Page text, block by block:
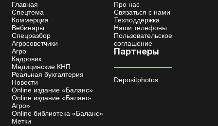
Главная
Спецтема
Коммерция
Вебинары
Спецразбор
Агросоветчики
Агро
Кадровик
Медицинские КНП
Реальная бухгалтерия
Новости
Online издание «Баланс»
Online издание «Баланс-
Агро»
Online библиотека «Баланс»
Метки
Про нас
Связаться с нами
Техподдержка
Наши телефоны
Пользовательское
соглашение
Партнеры
Depositphotos